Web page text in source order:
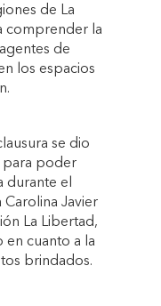
de La
comprender la
de
los espacios
se dio
para poder
durante el
Carolina Javier
La Libertad,
en cuanto a la
brindados.